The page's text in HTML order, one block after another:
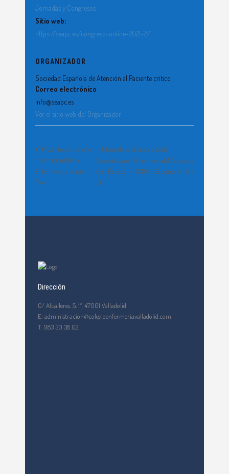
Jornadas y Congresos
Sitio web:
https://seapc.es/congreso-online-2021-2/
ORGANIZADOR
Sociedad Española de Atención al Paciente crítico
Correo electrónico
info@seapc.es
Ver el sitio web del Organizador
Presentación del Año
Internacional de la
Enfermería y Nursing
Now
I Jornada de la Asociación de
Especialistas en Enfermería del Trabajo de
Castilla y León – AETCYL 27 de noviembre
Dirección
C/ Alcalleres, 5, 1º. 47001 Valladolid
E: administracion@colegioenfermeriavalladolid.com
T: 983 30 38 02